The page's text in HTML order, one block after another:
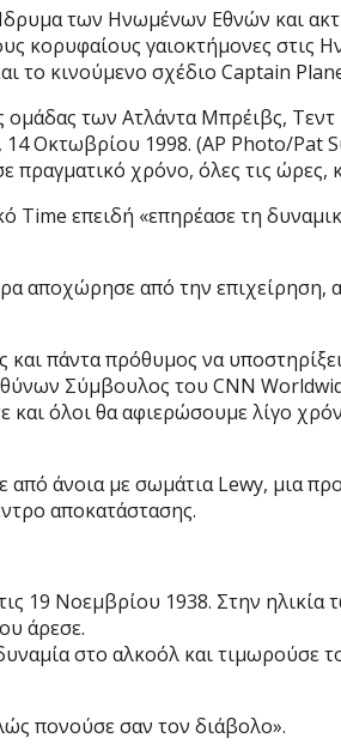
των Ηνωμένων Εθνών και
κορυφαίους γαιοκτήμονες στις
κινούμενο σχέδιο Captain
των Ατλάντα Μπρέιβς, Τεντ
Οκτωβρίου 1998. (AP Photo/Pat
χρόνο, όλες τις ώρες,
επειδή «επηρέασε τη
αποχώρησε από την επιχείρηση,
πάντα πρόθυμος να
Σύμβουλος του CNN
όλοι θα αφιερώσουμε λίγο
άνοια με σωμάτια Lewy, μια
αποκατάστασης.
19 Νοεμβρίου 1938. Στην
άρεσε.
στο αλκοόλ και τιμωρούσε
πονούσε σαν τον διάβολο».